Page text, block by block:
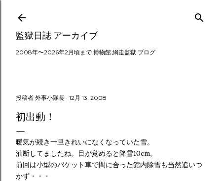
スキップしてメイン コンテンツに移動
監獄日誌 アーカイブ
2008年〜2026年2月頃まで 博物館 網走監獄 ブログ
投稿者 外事小隊長 12月 13, 2008
初出動！
暖気が続き一旦きれいになくなっていた雪。
油断してましたね。目が覚めると降雪10cm。
前回は小型のバケット車で間に合った館内除雪も当然追いつ
かず・・・